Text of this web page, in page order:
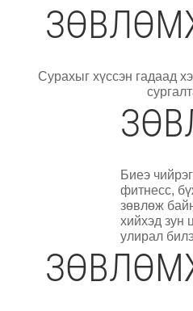
Сурахыг хүссэн гадаад
Биеэ
фитнесс,
зөвлөж
хийхэд зун
улирал